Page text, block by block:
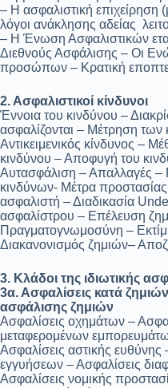
– Η ασφαλιστική επιχείρηση
λόγοι ανάκλησης αδείας
– Η Ένωση Ασφαλιστικών
Διεθνούς Ασφάλισης – Οι
προσώπων – Κρατική
2. Ασφαλιστικοί κίνδυνοι
Έννοια του κινδύνου –
ασφαλίζονται – Μέτρηση των
Αντικειμενικός κίνδυνος –
κινδύνου – Αποφυγή του
Αυτασφάλιση – Απαλλαγές
κινδύνων- Μέτρα
ασφαλιστή – Διαδικασία
ασφαλίστρου – Επέλευση
Πραγματογνωμοσύνη –
Διακανονισμός ζημιών–
3. Κλάδοι της ιδιωτικής
3α. Ασφαλίσεις κατά
ασφάλισης ζημιών
Ασφαλίσεις οχημάτων –
μεταφερομένων
Ασφαλίσεις αστικής
εγγυήσεων – Ασφαλίσεις
Ασφαλίσεις νομικής